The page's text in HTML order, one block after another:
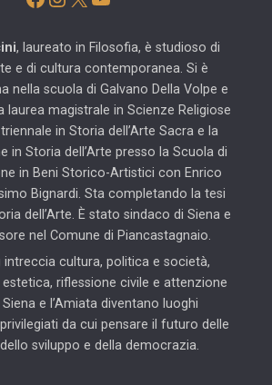
, laureato in Filosofia, è studioso di
e di cultura contemporanea. Si è
nella scuola di Galvano Della Volpe e
laurea magistrale in Scienze Religiose
in Storia dell’Arte Sacra e la
in Storia dell’Arte presso la Scuola di
in Beni Storico-Artistici con Enrico
Bignardi. Sta completando la tesi
dell’Arte. È stato sindaco di Siena e
nel Comune di Piancastagnaio.
intreccia cultura, politica e società,
riflessione civile e attenzione
e l’Amiata diventano luoghi
da cui pensare il futuro delle
sviluppo e della democrazia.